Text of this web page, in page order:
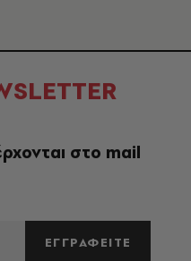
στο mail
ΕΓΓΡΑΦΕΙΤΕ